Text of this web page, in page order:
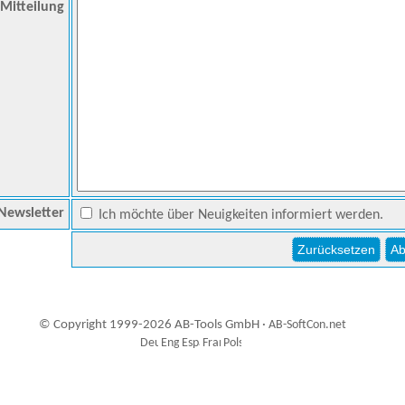
Mitteilung
Newsletter Ich möchte über Neuigkeiten informiert werden.
© Copyright 1999-2026 AB-Tools GmbH · AB-SoftCon.net